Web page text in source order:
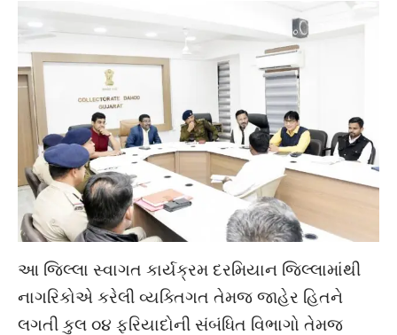
આ જિલ્લા સ્વાગત કાર્યક્રમ દરમિયાન જિલ્લામાંથી
નાગરિકોએ કરેલી વ્યક્તિગત તેમજ જાહેર હિતને
લગતી કુલ ૦૪ ફરિયાદોની સંબંધિત વિભાગો તેમજ